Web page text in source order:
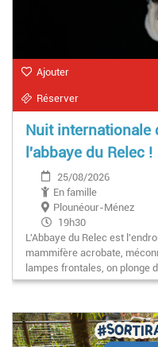
Ajouter
Réserver
Nuit internationale
l'abbaye du Relec !
25/08/2026
En famille
Plounéour-Ménez
19h30
L'Abbaye du Relec est
mammifère acrobate,
lampes frontales, on plonge